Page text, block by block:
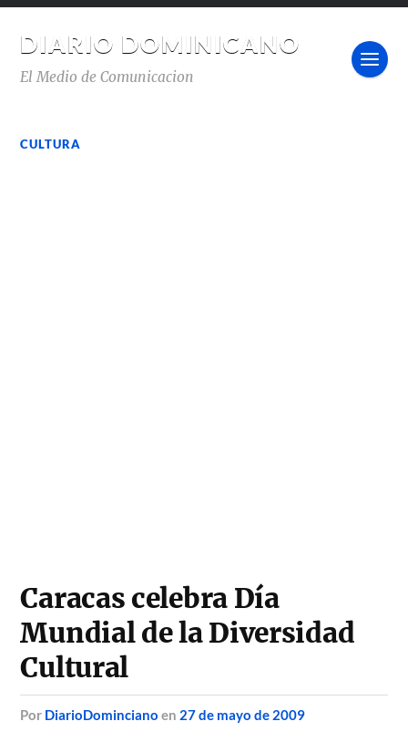
DIARIO DOMINICANO
El Medio de Comunicacion
CULTURA
Caracas celebra Día
Mundial de la Diversidad
Cultural
por DiarioDominciano en 27 de mayo de 2009